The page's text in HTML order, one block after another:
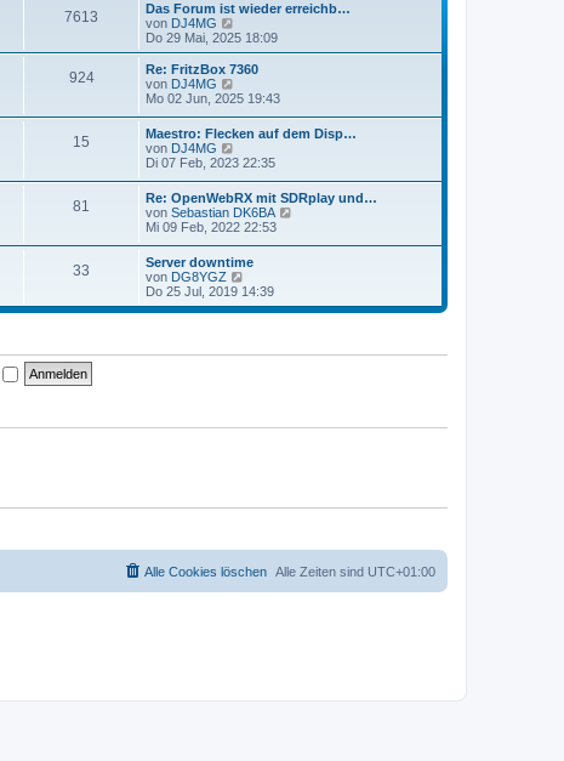
7613
Das Forum ist wieder erreichb…
von DJ4MG
e
u
e
t
r
B
i
t
r
a
g
Do 29 Mai, 2025 18:09
924
Re: FritzBox 7360
von DJ4MG
e
e
s
t
e
r
B
e
i
t
r
a
g
Mo 02 Jun, 2025 19:43
15
Maestro: Flecken auf dem Disp…
von DJ4MG
e
e
s
t
e
r
B
e
i
t
Di 07 Feb, 2023 22:35
81
Re: OpenWebRX mit SDRplay und…
von Sebastian DK6BA
r
i
Mi 09 Feb, 2022 22:53
33
Server downtime
von DG8YGZ
e
u
Do 25 Jul, 2019 14:39
Alle Zeiten sind UTC+01:00
Alle Cookies löschen